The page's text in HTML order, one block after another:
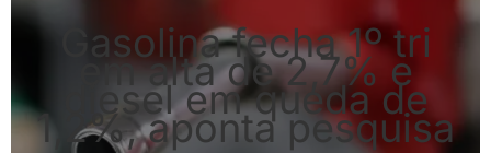
Gasolina fecha 1º tri
em alta de 2,7% e
diesel em queda de
1,2%, aponta pesquisa